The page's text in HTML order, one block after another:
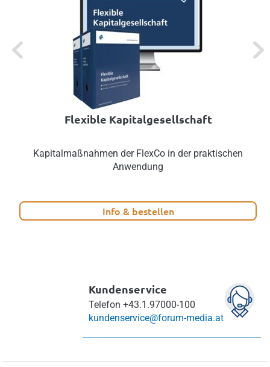
Previous Next
Flexible Kapitalgesellschaft
Kapitalmaßnahmen der FlexCo in der praktischen
Anwendung
Info & bestellen
Kundenservice
Telefon +43.1.97000-100
kundenservice@forum-media.at